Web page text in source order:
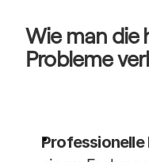
Wie man die
Probleme
Professionelle